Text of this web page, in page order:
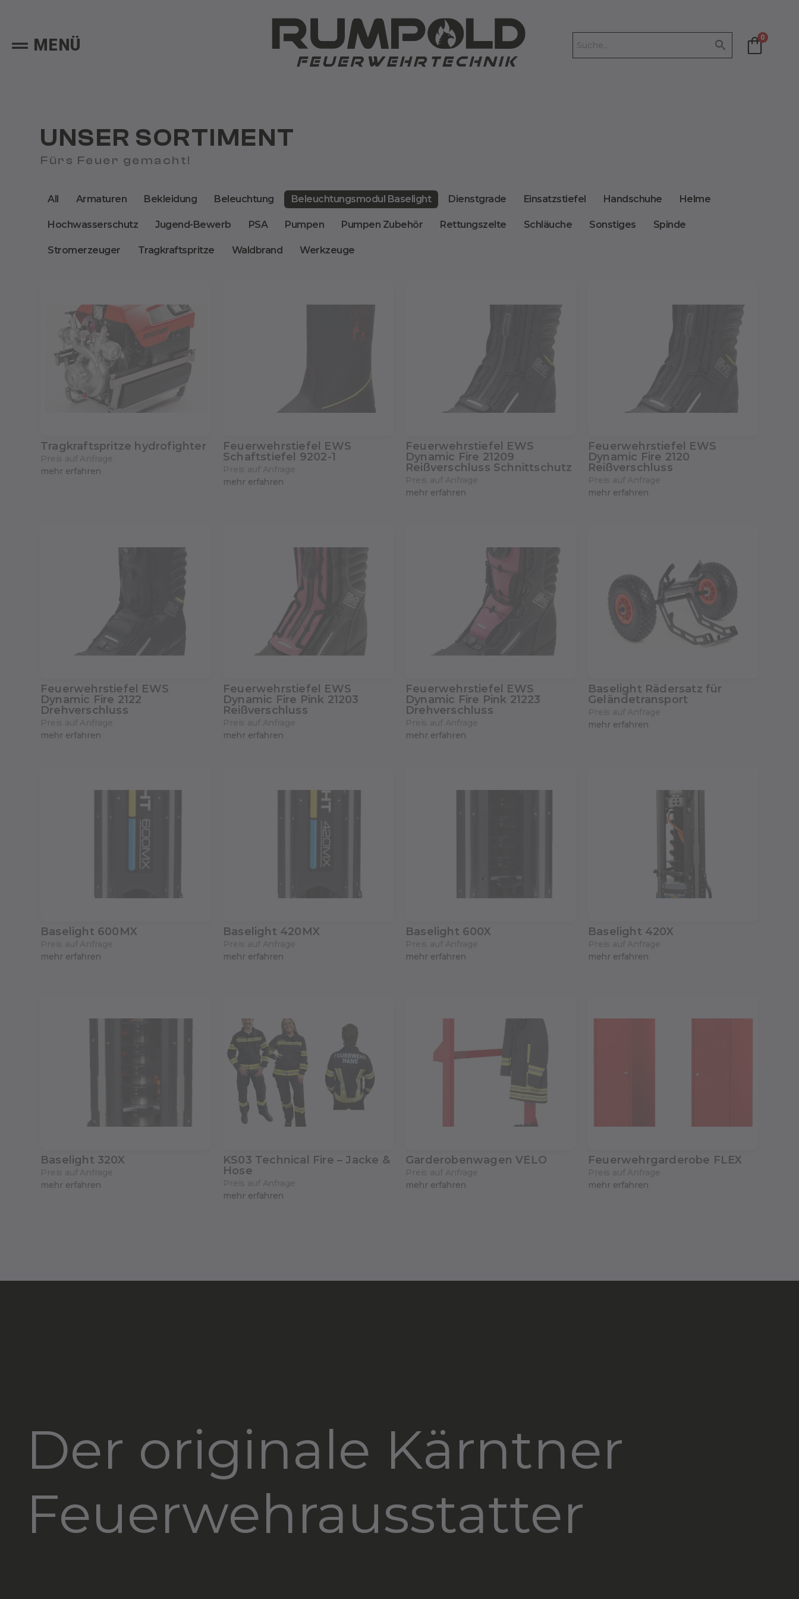
MENÜ 0
UNSER SORTIMENT
Fürs Feuer gemacht!
All Armaturen Bekleidung Beleuchtung Beleuchtungsmodul Baselight Dienstgrade Einsatzstiefel Handschuhe Helme
Hochwasserschutz Jugend-Bewerb PSA Pumpen Pumpen Zubehör Rettungszelte Schläuche Sonstiges Spinde
Stromerzeuger Tragkraftspritze Waldbrand Werkzeuge
Tragkraftspritze hydrofighter
mehr erfahren
Feuerwehrstiefel EWS
Schaftstiefel 9202-1
mehr erfahren
Feuerwehrstiefel EWS
Dynamic Fire 21209
Reißverschluss Schnittschutz
mehr erfahren
Feuerwehrstiefel EWS
Dynamic Fire 2120
Reißverschluss
mehr erfahren
Feuerwehrstiefel EWS
Dynamic Fire 2122
Drehverschluss
mehr erfahren
Feuerwehrstiefel EWS
Dynamic Fire Pink 21203
Reißverschluss
mehr erfahren
Feuerwehrstiefel EWS
Dynamic Fire Pink 21223
Drehverschluss
mehr erfahren
Baselight Rädersatz für
Geländetransport
mehr erfahren
Baselight 600MX
mehr erfahren
Baselight 420MX
mehr erfahren
Baselight 600X
mehr erfahren
Baselight 420X
mehr erfahren
Baselight 320X
mehr erfahren
KS03 Technical Fire – Jacke &
Hose
mehr erfahren
Garderobenwagen VELO
mehr erfahren
Feuerwehrgarderobe FLEX
mehr erfahren
Der originale Kärntner
Feuerwehrausstatter